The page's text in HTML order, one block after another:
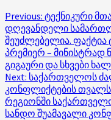
Post
navigation
Previous: ტექნიკური
დღევანდელი
შეუძლებელია. ფაქტია
პრემიერ – მინისტრად
გიგაური და სხვები
Next: საქართველოს
კონფლიქტების
რეგიონში
სანდო შუამავალი